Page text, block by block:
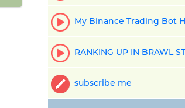
My Binance Trading Bot
RANKING UP IN BRAWL
subscribe me